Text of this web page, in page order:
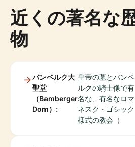
近くの著名な
物
バンベルク大
聖堂
（Bamberger
Dom）:
皇帝の墓とバンベ
ルクの騎士像で有
名な、有名なロマ
ネスク・ゴシック
様式の教会（